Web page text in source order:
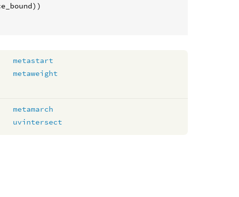
metastart
metaweight
metamarch
uvintersect